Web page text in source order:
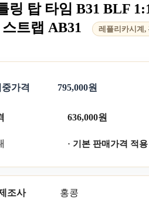
링 탑 타임 B31 BLF
트랩 AB31
레플리카시계,
가격 795,000원
636,000원
· 기본 판매가격 적
조사 홍콩